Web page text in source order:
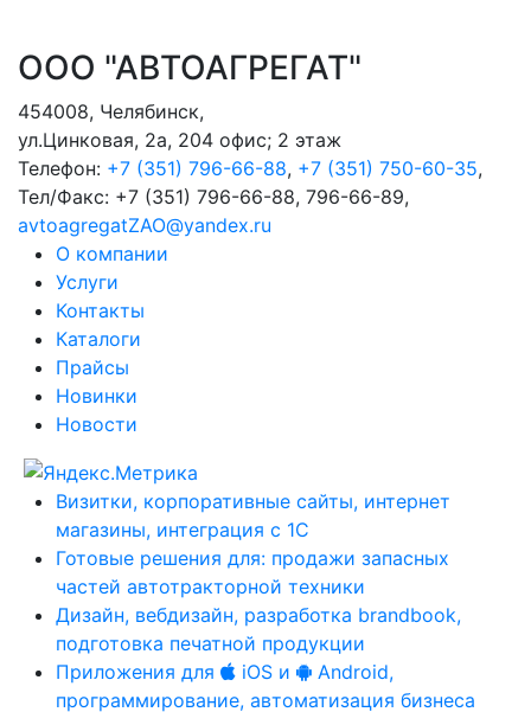
ООО "АВТОАГРЕГАТ"
454008, Челябинск,
ул.Цинковая, 2а, 204 офис; 2 этаж
Телефон: +7 (351) 796-66-88, +7 (351) 750-60-35,
Тел/Факс: +7 (351) 796-66-88, 796-66-89,
avtoagregatZAO@yandex.ru
О компании
Услуги
Контакты
Каталоги
Прайсы
Новинки
Новости
Визитки, корпоративные сайты, интернет
магазины, интеграция с 1С
Готовые решения для: продажи запасных
частей автотракторной техники
Дизайн, вебдизайн, разработка brandbook,
подготовка печатной продукции
Приложения для
iOS и
Android,
программирование, автоматизация бизнеса